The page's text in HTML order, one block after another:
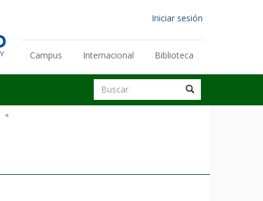
Menú
de
cuenta
de
usuario
Iniciar sesión
Enlaces
secundarios
Campus Internacional Biblioteca
Buscar
Buscar Buscar